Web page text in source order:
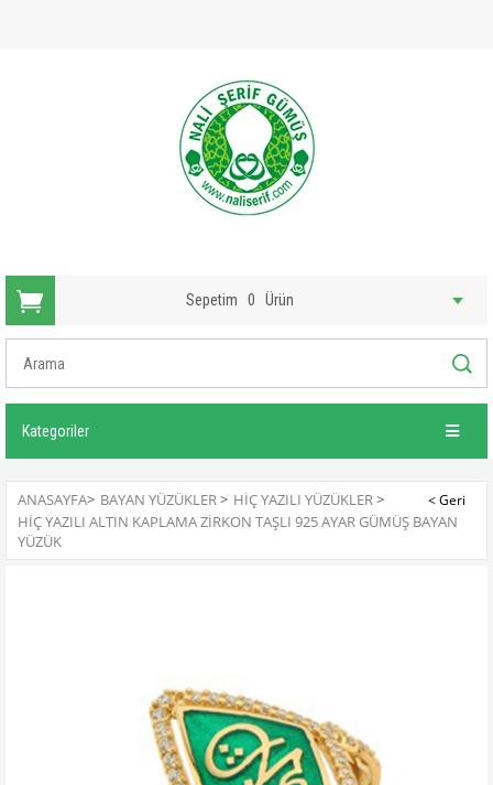
Sepetim 0 Ürün
Kategoriler
ANASAYFA> BAYAN YÜZÜKLER> HIÇ YAZILI YÜZÜKLER>
HIÇ YAZILI ALTIN KAPLAMA ZIRKON TAŞLI 925 AYAR GÜMÜŞ BAYAN
YÜZÜK